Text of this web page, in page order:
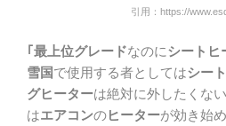
引用：https://
｢最上位グレードなのにシートヒ
雪国で使用する者としてはシー
グヒーターは絶対に外したくない
はエアコンのヒーターが効き始